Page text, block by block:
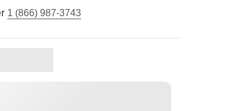
1 (866) 987-3743